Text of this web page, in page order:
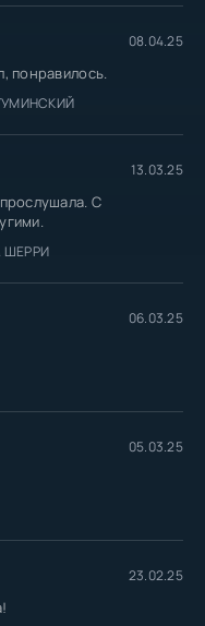
08.04.25
понравилось.
13.03.25
С
ШЕРРИ
06.03.25
05.03.25
23.02.25